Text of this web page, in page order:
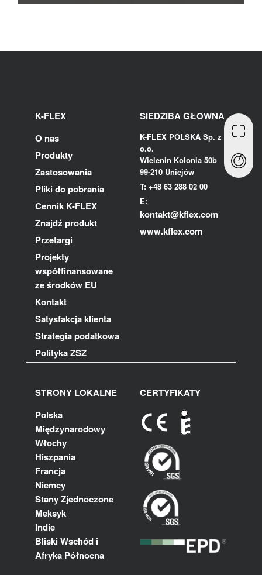
K-FLEX
O nas
Produkty
Zastosowania
Pliki do pobrania
Cennik K-FLEX
Znajdź produkt
Przetargi
Projekty
współfinansowane
ze środków EU
Kontakt
Satysfakcja klienta
Strategia podatkowa
Polityka ZSZ
SIEDZIBA GŁOWNA
K-FLEX POLSKA Sp. z
o.o.
Wielenin Kolonia 50b
99-210 Uniejów
T: +48 63 288 02 00
E:
kontakt@kflex.com
www.kflex.com
STRONY LOKALNE
Polska
Międzynarodowy
Włochy
Hiszpania
Francja
Niemcy
Stany Zjednoczone
Meksyk
Indie
Bliski Wschód i
Afryka Północna
CERTYFIKATY